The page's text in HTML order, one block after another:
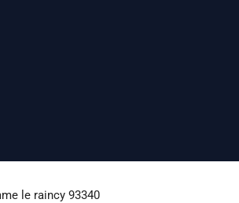
le raincy 93340